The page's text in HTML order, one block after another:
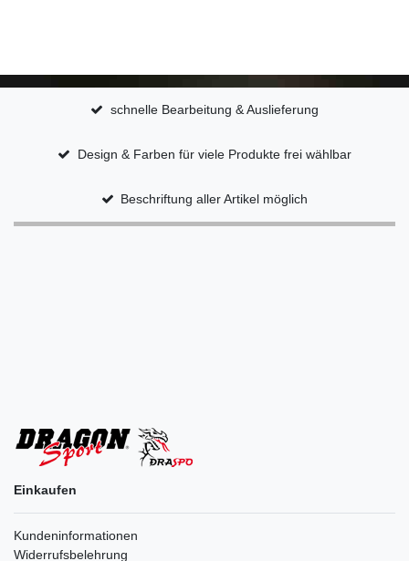
schnelle Bearbeitung & Auslieferung
Design & Farben für viele Produkte frei wählbar
Beschriftung aller Artikel möglich
Einkaufen
Kundeninformationen
Widerrufsbelehrung